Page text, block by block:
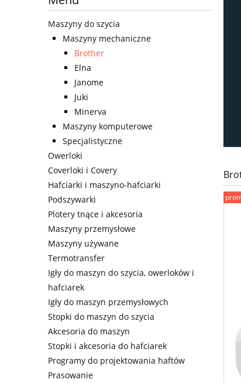
Maszyny do szycia
Maszyny mechaniczne
Brother
Elna
Janome
Juki
Minerva
Maszyny komputerowe
Specjalistyczne
Owerloki
Coverloki i Covery
Hafciarki i maszyno-hafciarki
Podszywarki
Plotery tnące i akcesoria
Maszyny przemysłowe
Maszyny używane
Termotransfer
Igły do maszyn do szycia, owerloków i
hafciarek
Igły do maszyn przemysłowych
Stopki do maszyn do szycia
Akcesoria do maszyn
Stopki i akcesoria do hafciarek
Programy do projektowania haftów
Prasowanie